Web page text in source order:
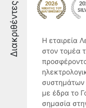
Διακριθέντες
Η εταιρεία
στον τομέα
συστημάτων
με έδρα το
σημασία